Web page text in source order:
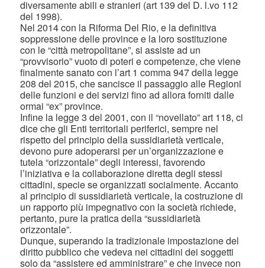
diversamente abili e stranieri (art 139 del D. l.vo 112
del 1998).
Nel 2014 con la Riforma Del Rio, e la definitiva
soppressione delle province e la loro sostituzione
con le “città metropolitane”, si assiste ad un
“provvisorio” vuoto di poteri e competenze, che viene
finalmente sanato con l’art 1 comma 947 della legge
208 del 2015, che sancisce il passaggio alle Regioni
delle funzioni e dei servizi fino ad allora forniti dalle
ormai “ex” province.
Infine la legge 3 del 2001, con il “novellato” art 118, ci
dice che gli Enti territoriali periferici, sempre nel
rispetto del principio della sussidiarietà verticale,
devono pure adoperarsi per un’organizzazione e
tutela “orizzontale” degli interessi, favorendo
l’iniziativa e la collaborazione diretta degli stessi
cittadini, specie se organizzati socialmente. Accanto
al principio di sussidiarietà verticale, la costruzione di
un rapporto più impegnativo con la società richiede,
pertanto, pure la pratica della “sussidiarietà
orizzontale”.
Dunque, superando la tradizionale impostazione del
diritto pubblico che vedeva nei cittadini dei soggetti
solo da “assistere ed amministrare” e che invece non